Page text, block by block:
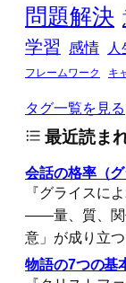
問題解決
学習
感情 人
フレームワーク
キ
タグ一覧を見る
最近読ま
会話の格率（グ
『グライスに
――量、質、関
意」が成り立
物語の7つの基